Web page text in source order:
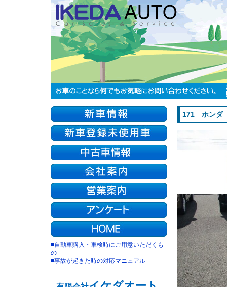
171 ホンダ
■自動車購入・車検時にご用意いただくも
の
■事故が起きた時の対応マニュアル